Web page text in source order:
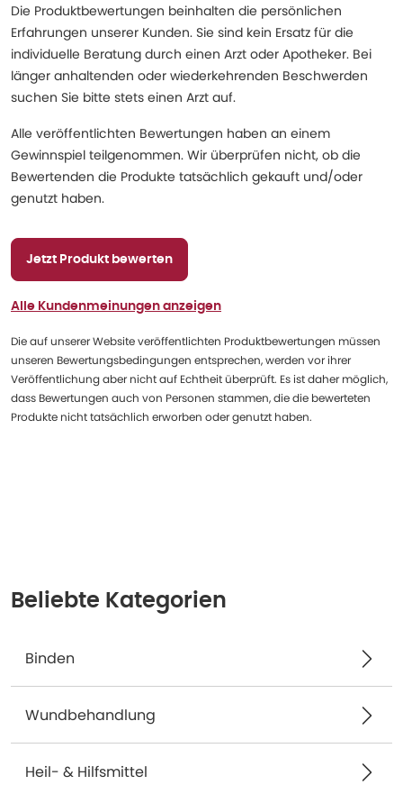
Die Produktbewertungen beinhalten die persönlichen
Erfahrungen unserer Kunden. Sie sind kein Ersatz für die
individuelle Beratung durch einen Arzt oder Apotheker. Bei
länger anhaltenden oder wiederkehrenden Beschwerden
suchen Sie bitte stets einen Arzt auf.
Alle veröffentlichten Bewertungen haben an einem
Gewinnspiel teilgenommen. Wir überprüfen nicht, ob die
Bewertenden die Produkte tatsächlich gekauft und/oder
genutzt haben.
Jetzt Produkt bewerten
Alle Kundenmeinungen anzeigen
Die auf unserer Website veröffentlichten Produktbewertungen müssen
unseren Bewertungsbedingungen entsprechen, werden vor ihrer
Veröffentlichung aber nicht auf Echtheit überprüft. Es ist daher möglich,
dass Bewertungen auch von Personen stammen, die die bewerteten
Produkte nicht tatsächlich erworben oder genutzt haben.
Beliebte Kategorien
Binden
Wundbehandlung
Heil- & Hilfsmittel